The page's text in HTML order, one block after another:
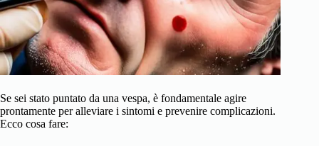
Se sei stato puntato da una vespa, è fondamentale agire
prontamente per alleviare i sintomi e prevenire complicazioni.
Ecco cosa fare: